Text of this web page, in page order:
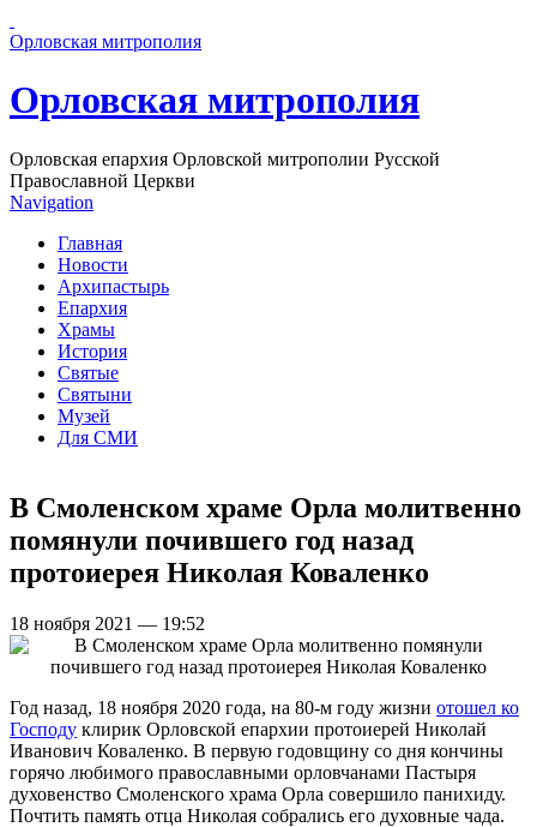
Орловская митрополия
Орловская митрополия
Орловская епархия Орловской митрополии Русской
Православной Церкви
Navigation
Главная
Новости
Архипастырь
Епархия
Храмы
История
Святые
Святыни
Музей
Для СМИ
В Смоленском храме Орла молитвенно
помянули почившего год назад
протоиерея Николая Коваленко
18 ноября 2021 — 19:52
Год назад, 18 ноября 2020 года, на 80-м году жизни отошел ко
Господу клирик Орловской епархии протоиерей Николай
Иванович Коваленко. В первую годовщину со дня кончины
горячо любимого православными орловчанами Пастыря
духовенство Смоленского храма Орла совершило панихиду.
Почтить память отца Николая собрались его духовные чада.